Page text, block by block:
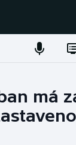
má